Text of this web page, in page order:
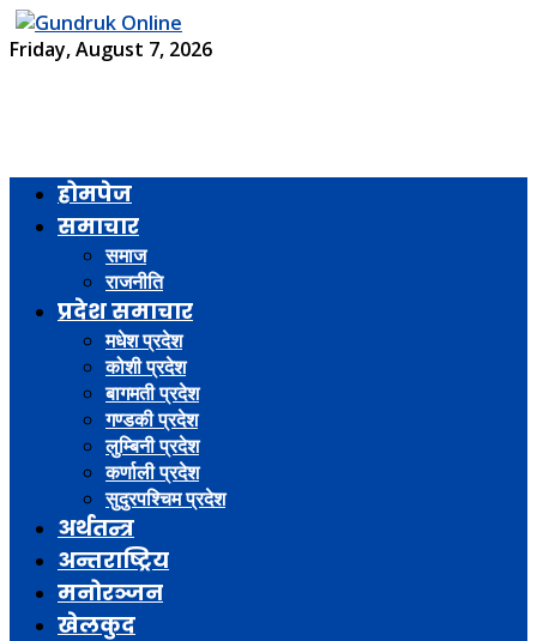
Friday, August 7, 2026
होमपेज
समाचार
समाज
राजनीति
प्रदेश समाचार
मधेश प्रदेश
कोशी प्रदेश
बागमती प्रदेश
गण्डकी प्रदेश
लुम्बिनी प्रदेश
कर्णाली प्रदेश
सुदुरपश्चिम प्रदेश
अर्थतन्त्र
अन्तराष्ट्रिय
मनोरञ्जन
खेलकुद